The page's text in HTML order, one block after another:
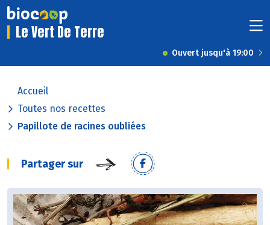
Le Vert De Terre
Ouvert jusqu'à 19:00
Accueil
Toutes nos recettes
Papillote de racines oubliées
Partager sur